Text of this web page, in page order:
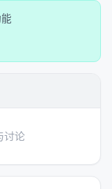
→
选择的完整循
候选人
选出最相关的 k
讨论